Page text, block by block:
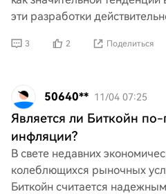
эти разработки
спекулятивное пов
3 2 Поделиться
50640** 11/04 07:25
Является ли Биткойн
инфляции?
В свете недавних
колеблющихся рыночных
Биткойн считается